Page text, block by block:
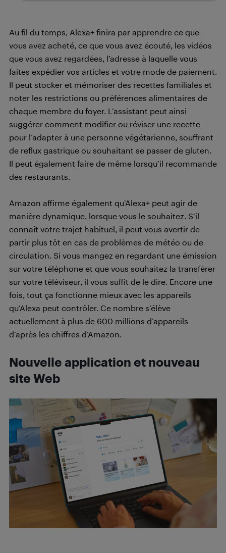
Au fil du temps, Alexa+ finira par apprendre ce que
vous avez acheté, ce que vous avez écouté, les vidéos
que vous avez regardées, l’adresse à laquelle vous
faites expédier vos articles et votre mode de paiement.
Il peut stocker et mémoriser des recettes familiales et
noter les restrictions ou préférences alimentaires de
chaque membre du foyer. L’assistant peut ainsi
suggérer comment modifier ou réviser une recette
pour l’adapter à une personne végétarienne, souffrant
de reflux gastrique ou souhaitant se passer de gluten.
Il peut également faire de même lorsqu’il recommande
des restaurants.
Amazon affirme également qu’Alexa+ peut agir de
manière dynamique, lorsque vous le souhaitez. S’il
connaît votre trajet habituel, il peut vous avertir de
partir plus tôt en cas de problèmes de météo ou de
circulation. Si vous mangez en regardant une émission
sur votre téléphone et que vous souhaitez la transférer
sur votre téléviseur, il vous suffit de le dire. Encore une
fois, tout ça fonctionne mieux avec les appareils
qu’Alexa peut contrôler. Ce nombre s’élève
actuellement à plus de 600 millions d’appareils
d’après les chiffres d’Amazon.
Nouvelle application et nouveau
site Web